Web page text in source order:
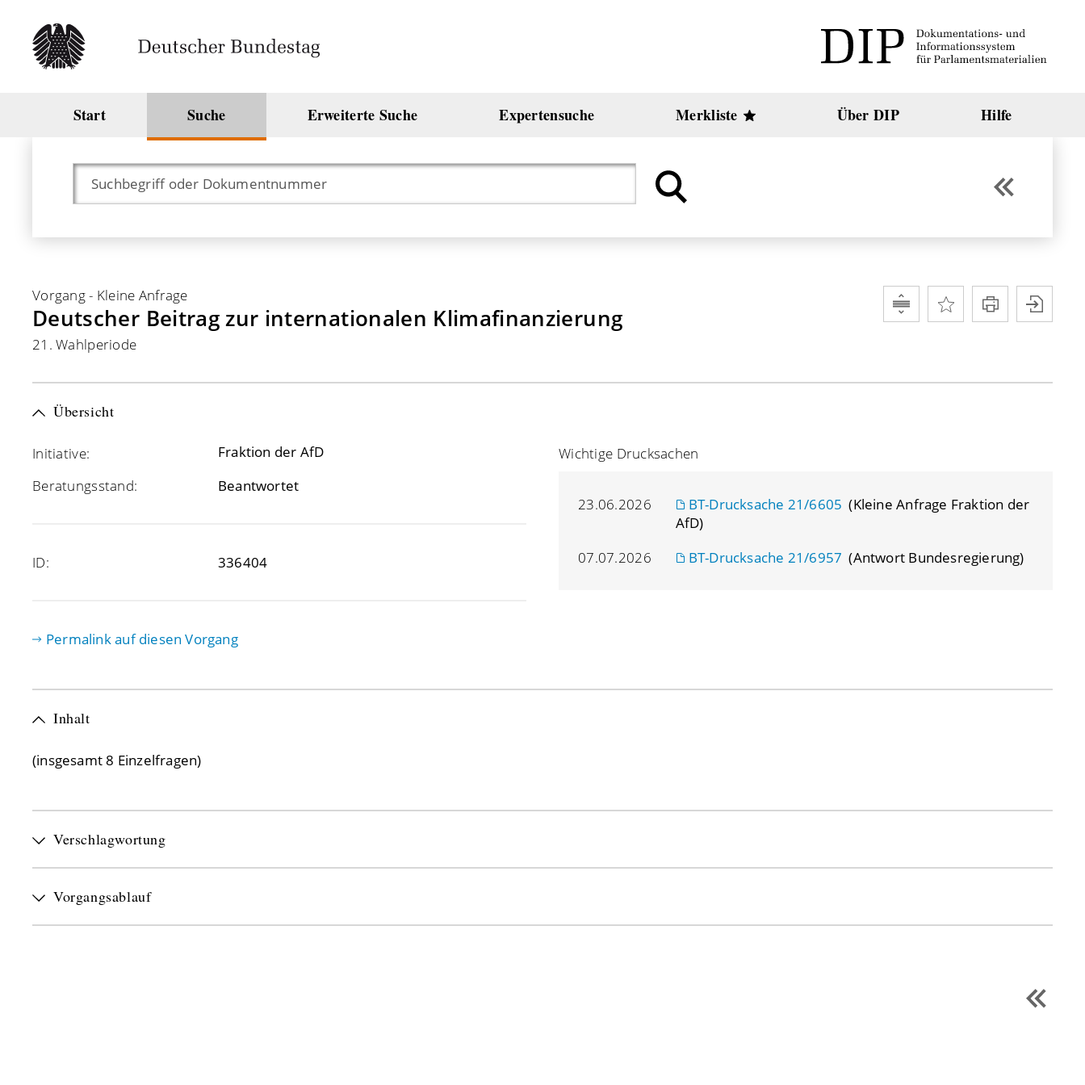
Start Suche Erweiterte Suche Expertensuche Merkliste Über DIP Hilfe
Vorgang- Kleine Anfrage
Deutscher Beitrag zur internationalen Klimafinanzierung
21. Wahlperiode
Übersicht
Initiative:
Fraktion der AfD
Beratungsstand:
Beantwortet
ID: 336404
Permalink auf diesen Vorgang
Wichtige Drucksachen
23.06.2026 BT-Drucksache 21/6605 (Kleine Anfrage Fraktion der
AfD)
07.07.2026
BT-Drucksache 21/6957 (Antwort Bundesregierung)
Inhalt
(insgesamt 8 Einzelfragen)
Verschlagwortung
Vorgangsablauf